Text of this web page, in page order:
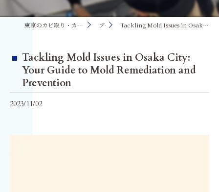
東京のカビ取り・カビ対策ならMIST工法®カビ取リフォーム ブログ Tackling Mold Issues in Osaka City: Your Guide to Mold Remediation and Prevention
Tackling Mold Issues in Osaka City:
Your Guide to Mold Remediation and
Prevention
2023/11/02